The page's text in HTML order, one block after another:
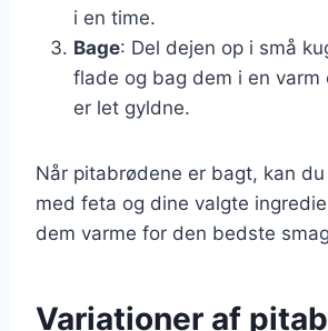
i en time.
Bage: Del dejen op i små
flade og bag dem i en varm
er let gyldne.
Når pitabrødene er bagt, kan
med feta og dine valgte
dem varme for den bedste
Variationer af